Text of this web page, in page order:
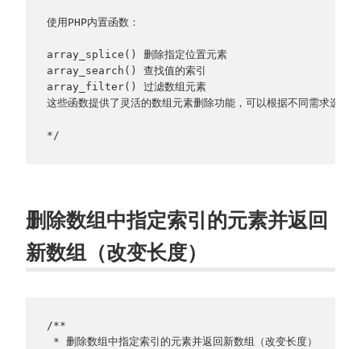
使用PHP内置函数：
array_splice() 删除指定位置元素
array_search() 查找值的索引
array_filter() 过滤数组元素
这些函数提供了灵活的数组元素删除功能，可以根据不同需求选择
*/
删除数组中指定索引的元素并返回
新数组（改变长度）
/**
* 删除数组中指定索引的元素并返回新数组（改变长度）